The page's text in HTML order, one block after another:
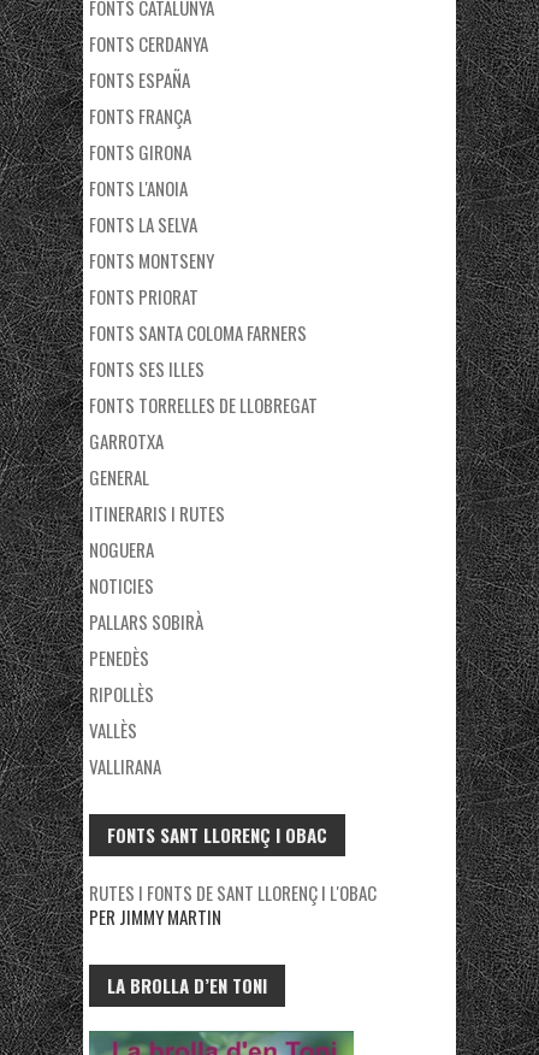
FONTS CATALUNYA
FONTS CERDANYA
FONTS ESPAÑA
FONTS FRANÇA
FONTS GIRONA
FONTS L'ANOIA
FONTS LA SELVA
FONTS MONTSENY
FONTS PRIORAT
FONTS SANTA COLOMA FARNERS
FONTS SES ILLES
FONTS TORRELLES DE LLOBREGAT
GARROTXA
GENERAL
ITINERARIS I RUTES
NOGUERA
NOTICIES
PALLARS SOBIRÀ
PENEDÈS
RIPOLLÈS
VALLÈS
VALLIRANA
FONTS SANT LLORENÇ I OBAC
RUTES I FONTS DE SANT LLORENÇ I L'OBAC
PER JIMMY MARTIN
LA BROLLA D’EN TONI